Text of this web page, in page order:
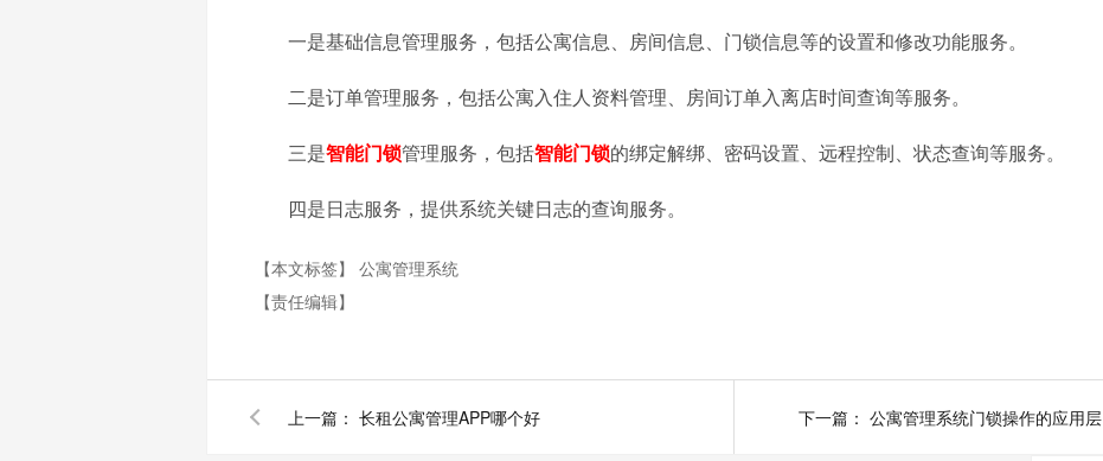
一是基础信息管理服务，包括公寓信息、房间信息、门锁信息等的设置和修改功能服务。
二是订单管理服务，包括公寓入住人资料管理、房间订单入离店时间查询等服务。
三是智能门锁管理服务，包括智能门锁的绑定解绑、密码设置、远程控制、状态查询等服务。
四是日志服务，提供系统关键日志的查询服务。
【本文标签】 公寓管理系统
【责任编辑】
上一篇： 长租公寓管理APP哪个好 下一篇： 公寓管理系统门锁操作的应用层